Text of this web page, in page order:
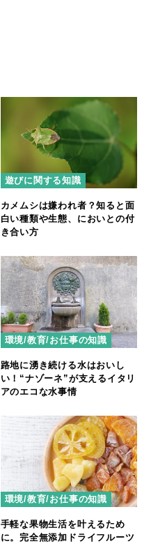
遊びに関する知識
カメムシは嫌われ者？知ると面
白い種類や生態、においとの付
き合い方
環境/教育/お仕事の知識
路地に湧き続ける水はおいし
い！“ナゾーネ”が支えるイタリ
アのエコな水事情
環境/教育/お仕事の知識
手軽な果物生活を叶えるため
に。完全無添加ドライフルーツ